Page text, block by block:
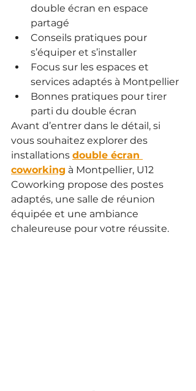
double écran en espace
partagé
Conseils pratiques pour
s’équiper et s’installer
Focus sur les espaces et
services adaptés à Montpellier
Bonnes pratiques pour tirer
parti du double écran
Avant d’entrer dans le détail, si
vous souhaitez explorer des
installations double écran
coworking à Montpellier, U12
Coworking propose des postes
adaptés, une salle de réunion
équipée et une ambiance
chaleureuse pour votre réussite.